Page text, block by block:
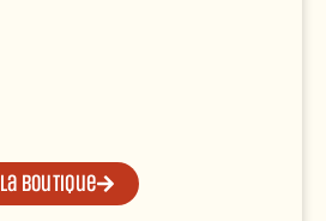
La boutique